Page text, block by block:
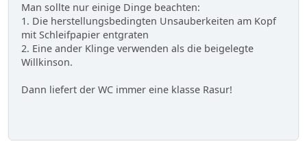
Man sollte nur einige Dinge beachten:
1. Die herstellungsbedingten Unsauberkeiten am Kopf
mit Schleifpapier entgraten
2. Eine ander Klinge verwenden als die beigelegte
Willkinson.
Dann liefert der WC immer eine klasse Rasur!